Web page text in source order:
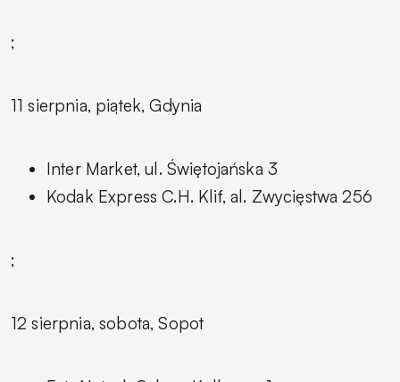
;
11 sierpnia, piątek, Gdynia
Inter Market, ul. Świętojańska 3
Kodak Express C.H. Klif, al. Zwycięstwa 256
;
12 sierpnia, sobota, Sopot